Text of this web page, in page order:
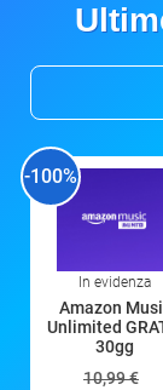
-100%
In evidenza
Amazon
Unlimited
30gg
10,99 €